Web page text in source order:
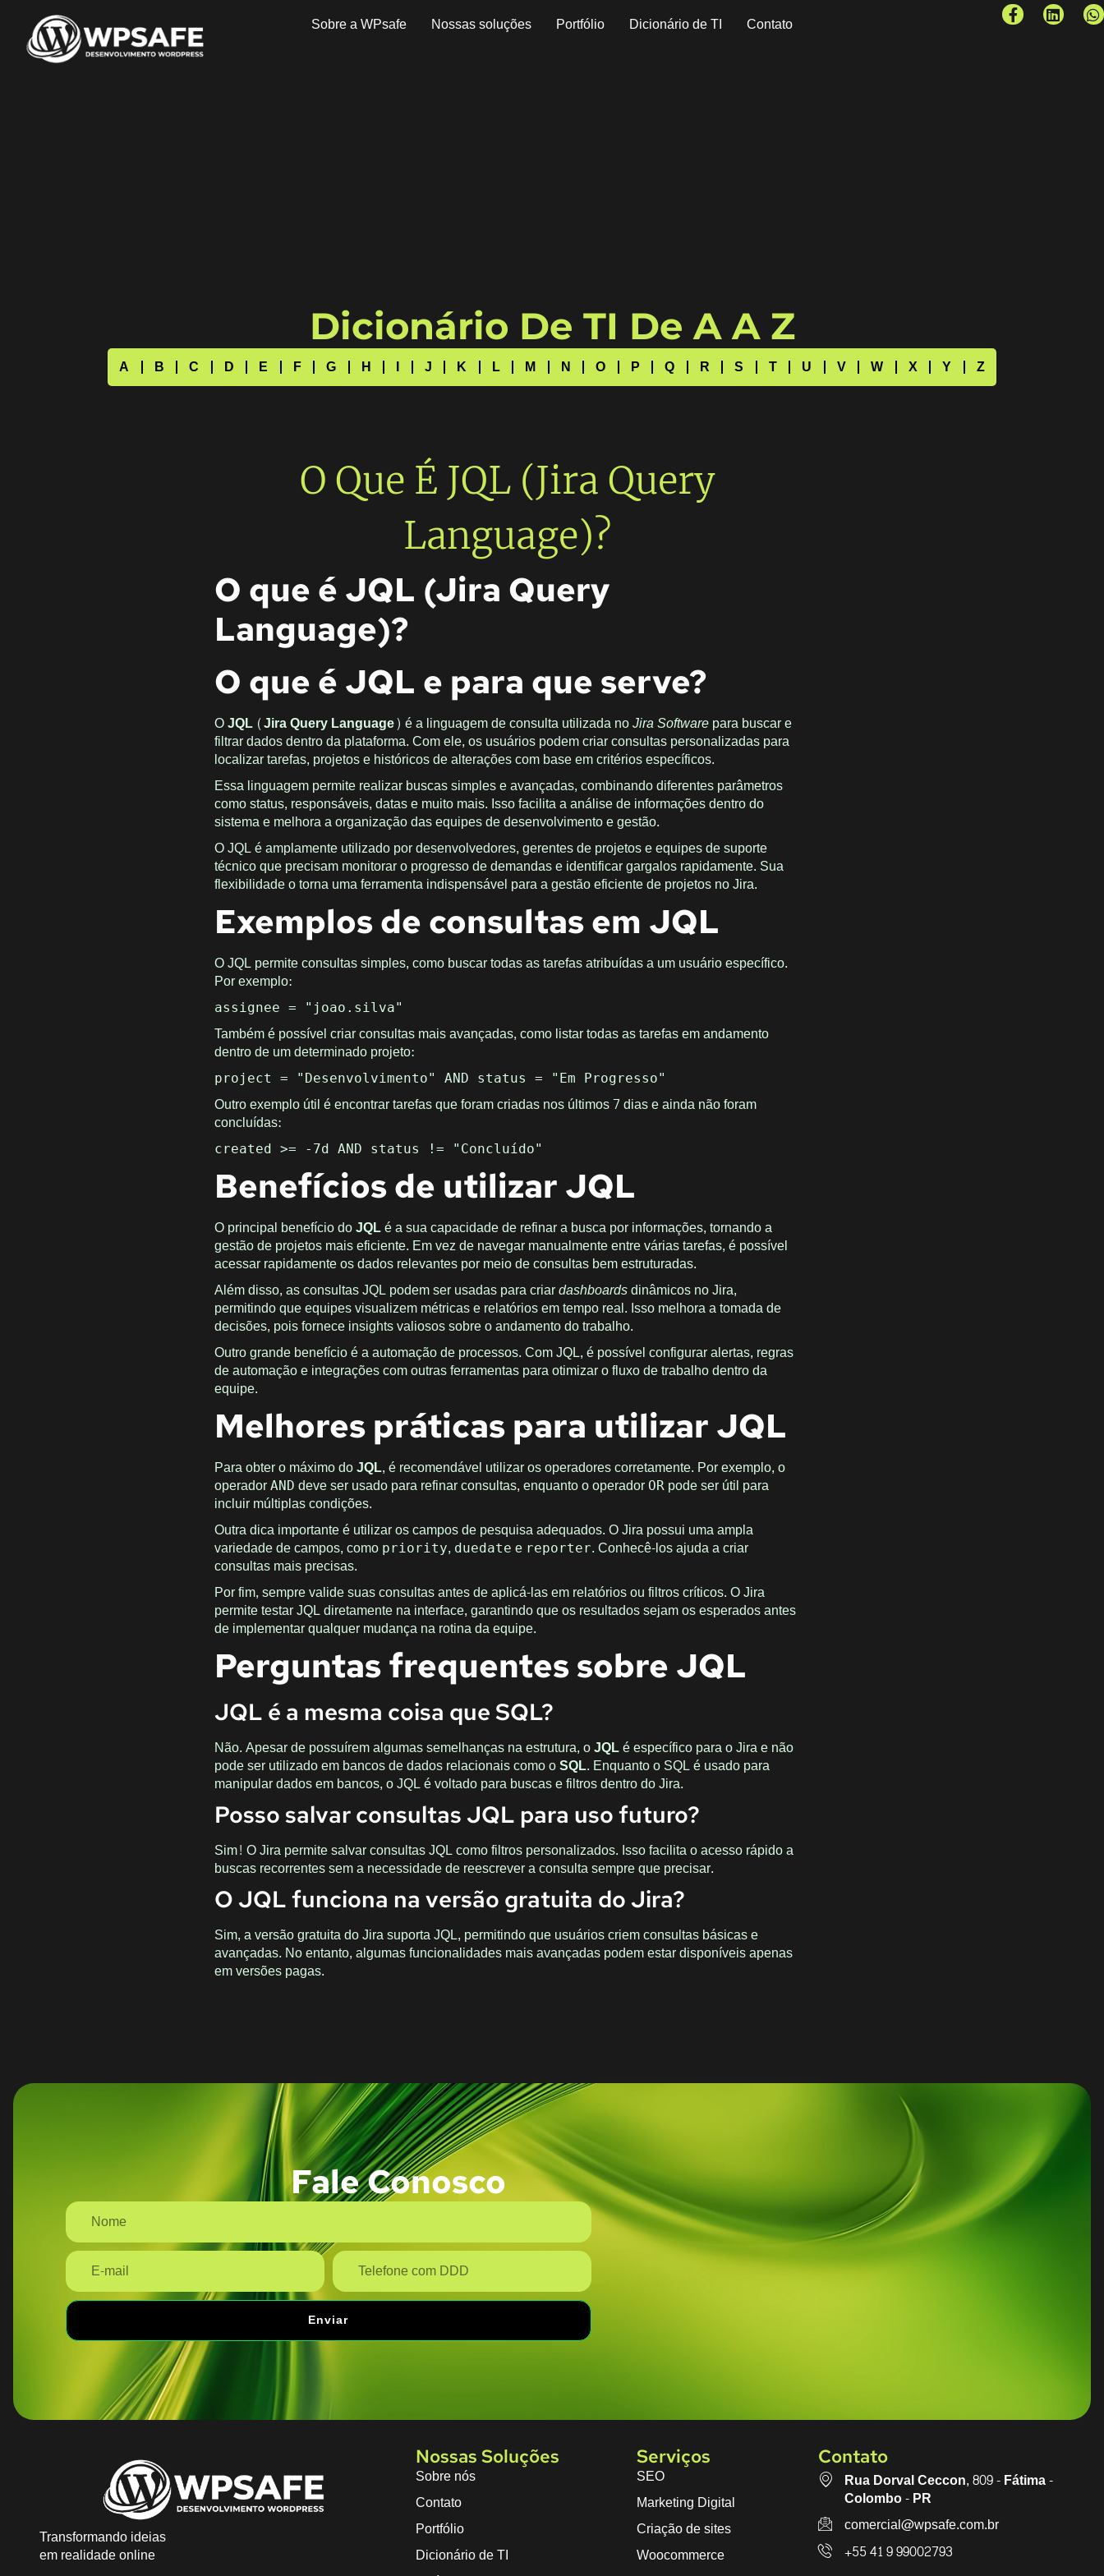
Sobre a WPsafe Nossas soluções Portfólio Dicionário de TI Contato
Dicionário De TI De A A Z
A B C D E F G H I J K L M N O P Q R S T U V W X Y Z
O Que É JQL (Jira Query
Language)?
O que é JQL (Jira Query
Language)?
O que é JQL e para que serve?
OJQL (Jira Query Language) é a linguagem de consulta utilizada noJira Softwarepara buscar e
filtrar dados dentro da plataforma. Com ele, os usuários podem criar consultas personalizadas para
localizar tarefas, projetos e históricos de alterações com base em critérios específicos.
Essa linguagem permite realizar buscas simples e avançadas, combinando diferentes parâmetros
como status, responsáveis, datas e muito mais. Isso facilita a análise de informações dentro do
sistema e melhora a organização das equipes de desenvolvimento e gestão.
O JQL é amplamente utilizado por desenvolvedores, gerentes de projetos e equipes de suporte
técnico que precisam monitorar o progresso de demandas e identificar gargalos rapidamente. Sua
flexibilidade o torna uma ferramenta indispensável para a gestão eficiente de projetos no Jira.
Exemplos de consultas em JQL
O JQL permite consultas simples, como buscar todas as tarefas atribuídas a um usuário específico.
Por exemplo:
assignee = "joao.silva"
Também é possível criar consultas mais avançadas, como listar todas as tarefas em andamento
dentro de um determinado projeto:
project = "Desenvolvimento" AND status = "Em Progresso"
Outro exemplo útil é encontrar tarefas que foram criadas nos últimos 7 dias e ainda não foram
concluídas:
created >= -7d AND status != "Concluído"
Benefícios de utilizar JQL
O principal benefício doJQLé a sua capacidade de refinar a busca por informações, tornando a
gestão de projetos mais eficiente. Em vez de navegar manualmente entre várias tarefas, é possível
acessar rapidamente os dados relevantes por meio de consultas bem estruturadas.
Além disso, as consultas JQL podem ser usadas para criardashboardsdinâmicos no Jira,
permitindo que equipes visualizem métricas e relatórios em tempo real. Isso melhora a tomada de
decisões, pois fornece insights valiosos sobre o andamento do trabalho.
Outro grande benefício é a automação de processos. Com JQL, é possível configurar alertas, regras
de automação e integrações com outras ferramentas para otimizar o fluxo de trabalho dentro da
equipe.
Melhores práticas para utilizar JQL
Para obter o máximo doJQL, é recomendável utilizar os operadores corretamente. Por exemplo, o
operadorAND deve ser usado para refinar consultas, enquanto o operador OR pode ser útil para
incluir múltiplas condições.
Outra dica importante é utilizar os campos de pesquisa adequados. O Jira possui uma ampla
variedade de campos, como priority, duedate e reporter. Conhecê-los ajuda a criar
consultas mais precisas.
Por fim, sempre valide suas consultas antes de aplicá-las em relatórios ou filtros críticos. O Jira
permite testar JQL diretamente na interface, garantindo que os resultados sejam os esperados antes
de implementar qualquer mudança na rotina da equipe.
Perguntas frequentes sobre JQL
JQL é a mesma coisa que SQL?
Não. Apesar de possuírem algumas semelhanças na estrutura, oJQLé específico para o Jira e não
pode ser utilizado em bancos de dados relacionais como oSQL. Enquanto o SQL é usado para
manipular dados em bancos, o JQL é voltado para buscas e filtros dentro do Jira.
Posso salvar consultas JQL para uso futuro?
Sim! O Jira permite salvar consultas JQL como filtros personalizados. Isso facilita o acesso rápido a
buscas recorrentes sem a necessidade de reescrever a consulta sempre que precisar.
O JQL funciona na versão gratuita do Jira?
Sim, a versão gratuita do Jira suporta JQL, permitindo que usuários criem consultas básicas e
avançadas. No entanto, algumas funcionalidades mais avançadas podem estar disponíveis apenas
em versões pagas.
Fale Conosco
Enviar
Transformando ideias
em realidade online
Nossas Soluções
Sobre nós
Contato
Portfólio
Dicionário de TI
Serviços
SEO
Marketing Digital
Criação de sites
Woocommerce
Contato
Rua Dorval Ceccon, 809 - Fátima -
Colombo - PR
comercial@wpsafe.com.br
+55 41 9 99002793